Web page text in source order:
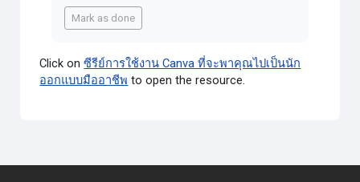
Mark as done
Click onซีรีย์การใช้งาน Canva ที่จะพาคุณไปเป็นนัก
ออกแบบมืออาชีพ to open the resource.